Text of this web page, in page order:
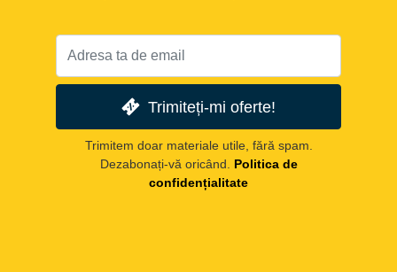
Trimiteți-mi oferte!
Trimitem doar materiale utile, fără spam.
Dezabonați-vă oricând. Politica de
confidențialitate